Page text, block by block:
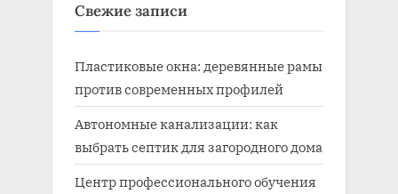
Свежие записи
Пластиковые окна: деревянные рамы
против современных профилей
Автономные канализации: как
выбрать септик для загородного дома
Центр профессионального обучения